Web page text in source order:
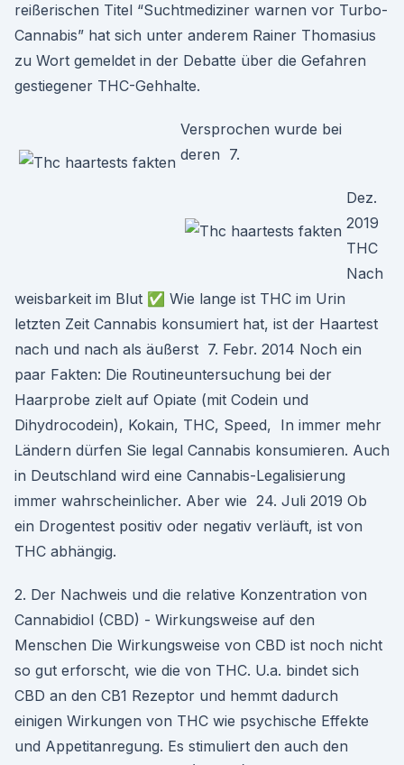
reißerischen Titel “Suchtmediziner warnen vor Turbo-
Cannabis” hat sich unter anderem Rainer Thomasius
zu Wort gemeldet in der Debatte über die Gefahren
gestiegener THC-Gehhalte.
Versprochen wurde bei
deren 7.
Dez.
2019
THC
Nach
weisbarkeit im Blut ✅ Wie lange ist THC im Urin
letzten Zeit Cannabis konsumiert hat, ist der Haartest
nach und nach als äußerst 7. Febr. 2014 Noch ein
paar Fakten: Die Routineuntersuchung bei der
Haarprobe zielt auf Opiate (mit Codein und
Dihydrocodein), Kokain, THC, Speed, In immer mehr
Ländern dürfen Sie legal Cannabis konsumieren. Auch
in Deutschland wird eine Cannabis-Legalisierung
immer wahrscheinlicher. Aber wie 24. Juli 2019 Ob
ein Drogentest positiv oder negativ verläuft, ist von
THC abhängig.
2. Der Nachweis und die relative Konzentration von
Cannabidiol (CBD) - Wirkungsweise auf den
Menschen Die Wirkungsweise von CBD ist noch nicht
so gut erforscht, wie die von THC. U.a. bindet sich
CBD an den CB1 Rezeptor und hemmt dadurch
einigen Wirkungen von THC wie psychische Effekte
und Appetitanregung. Es stimuliert den auch den